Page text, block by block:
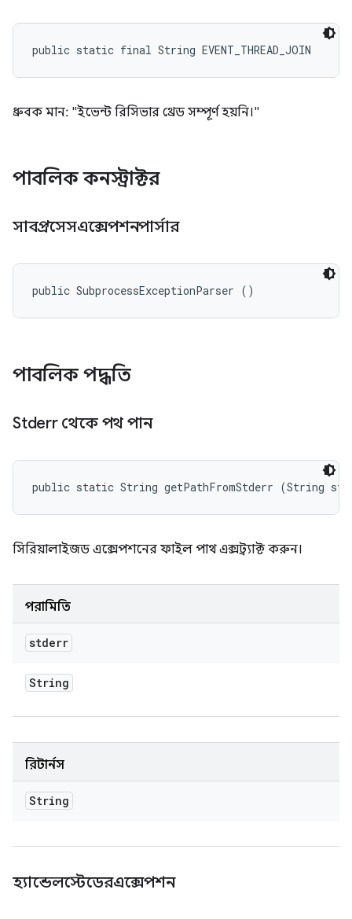
public static final String EVENT_THREAD_JOIN
ধ্রুবক মান: "ইভেন্ট রিসিভার থ্রেড সম্পূর্ণ হয়নি।"
পাবলিক কনস্ট্রাক্টর
সাবপ্রসেসএক্সেপশনপার্সার
public SubprocessExceptionParser ()
পাবলিক পদ্ধতি
Stderr থেকে পথ পান
public static String getPathFromStderr (String
সিরিয়ালাইজড এক্সেপশনের ফাইল পাথ এক্সট্র্যাক্ট করুন।
পরামিতি
stderr
String
রিটার্নস
String
হ্যান্ডেলস্টেডেরএক্সেপশন